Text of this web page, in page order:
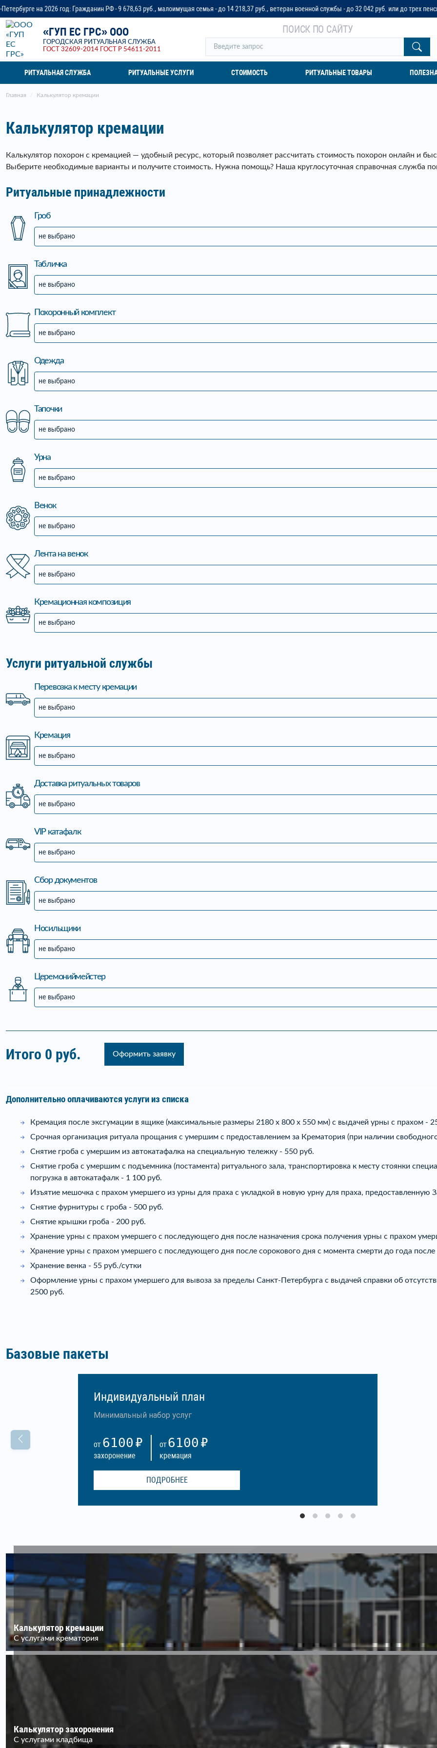
Гражданин РФ - 9 678,63 руб., малоимущая семья - до 14 218,37 руб., ветеран военной службы - до 32 042 руб. или до трех пенсионных окладов
«ГУП ЕС ГРС» ООО
ГОРОДСКАЯ РИТУАЛЬНАЯ СЛУЖБА
ГОСТ 32609-2014
ГОСТ Р 54611-2011
ПОИСК ПО САЙТУ
РИТУАЛЬНАЯ СЛУЖБА РИТУАЛЬНЫЕ УСЛУГИ СТОИМОСТЬ РИТУАЛЬНЫЕ ТОВАРЫ
Главная Калькулятор кремации
Калькулятор кремации
Калькулятор похорон с кремацией — удобный ресурс, который позволяет рассчитать стоимость похорон онлайн и
Выберите необходимые варианты и получите стоимость. Нужна помощь? Наша круглосуточная справочная служба
Ритуальные принадлежности
Гроб
не выбрано
Табличка
не выбрано
Похоронный комплект
не выбрано
Одежда
не выбрано
Тапочки
не выбрано
Урна
не выбрано
Венок
не выбрано
Лента на венок
не выбрано
Кремационная композиция
не выбрано
Услуги ритуальной службы
Перевозка к месту кремации
не выбрано
Кремация
не выбрано
Доставка ритуальных товаров
не выбрано
VIP катафалк
не выбрано
Сбор документов
не выбрано
Носильщики
не выбрано
Церемониймейстер
не выбрано
Итого 0 руб. Оформить заявку
Дополнительно оплачиваются услуги из списка
Кремация после эксгумации в ящике (максимальные размеры 2180 х 800 х 550 мм) с выдачей урны с прахом -
Срочная организация ритуала прощания с умершим с предоставлением за Крематория (при наличии
Снятие гроба с умершим из автокатафалка на специальную тележку - 550 руб.
Снятие гроба с умершим с подъемника (постамента) ритуального зала, транспортировка к месту стоянки
погрузка в автокатафалк - 1 100 руб.
Изъятие мешочка с прахом умершего из урны для праха с укладкой в новую урну для праха, предоставленную
Снятие фурнитуры с гроба - 500 руб.
Снятие крышки гроба - 200 руб.
Хранение урны с прахом умершего с последующего дня после назначения срока получения урны с прахом
Хранение урны с прахом умершего с последующего дня после сорокового дня с момента смерти до года
Хранение венка - 55 руб./сутки
Оформление урны с прахом умершего для вывоза за пределы Санкт-Петербурга с выдачей справки об
2500 руб.
Базовые пакеты
Индивидуальный план
Минимальный набор услуг
ОТ 6100
захоронение
ОТ 6100
кремация
ПОДРОБНЕЕ
Калькулятор кремации
С услугами крематория
Калькулятор захоронения
С услугами кладбища